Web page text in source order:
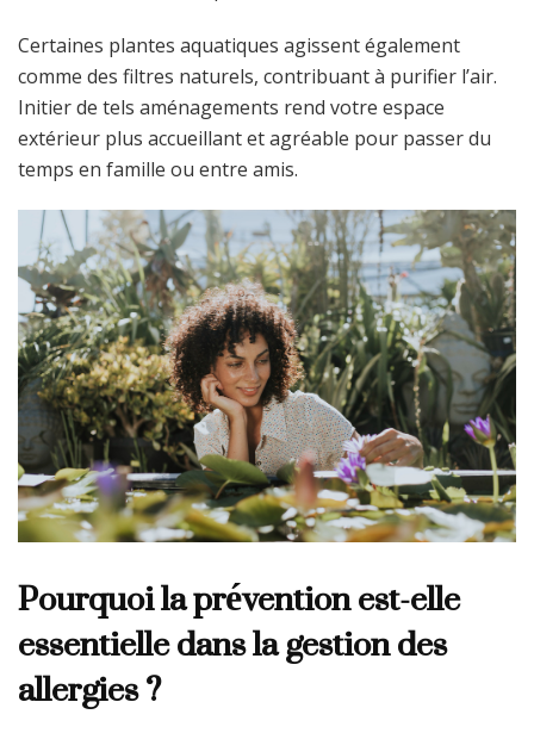
Certaines plantes aquatiques agissent également
comme des filtres naturels, contribuant à purifier l’air.
Initier de tels aménagements rend votre espace
extérieur plus accueillant et agréable pour passer du
temps en famille ou entre amis.
Pourquoi la prévention est-elle
essentielle dans la gestion des
allergies ?